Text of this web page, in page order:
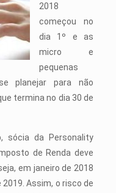
2018
começou no
dia 1º e as
micro e
pequenas
planejar para não
termina no dia 30 de
sócia da Personality
de Renda deve
em janeiro de 2018
Assim, o risco de